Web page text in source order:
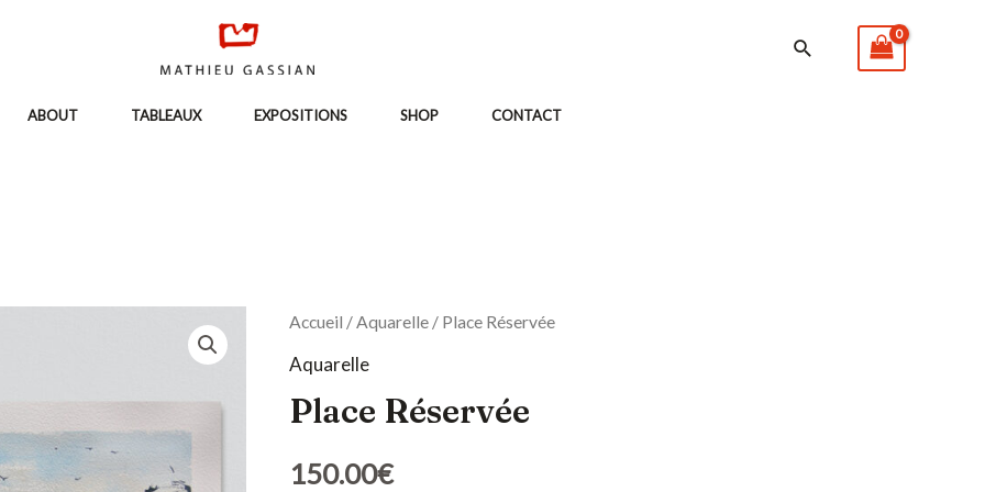
Rechercher
ABOUT TABLEAUX EXPOSITIONS SHOP CONTACT
Accueil /Aquarelle/ Place Réservée
Aquarelle
Place Réservée
150.00€
quantité
de
Réservée